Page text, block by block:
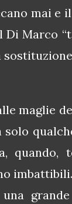
mai e
Marco
maglie
solo
quando,
grande